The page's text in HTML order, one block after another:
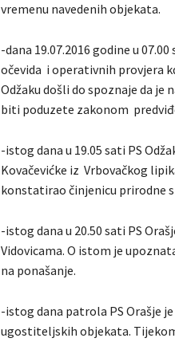
vremenu navedenih objekata.
-dana 19.07.2016 godine u
očevida i operativnih provjera
Odžaku došli do spoznaje da je
biti poduzete zakonom
-istog dana u 19.05 sati PS
Kovačevićke iz Vrbovačkog
konstatirao činjenicu prirodne
-istog dana u 20.50 sati PS
Vidovicama. O istom je
na ponašanje.
-istog dana patrola PS Orašje
ugostiteljskih objekata.